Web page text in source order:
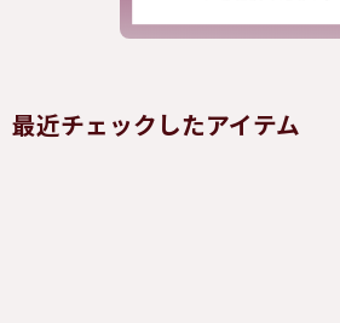
最近チェックしたアイテム